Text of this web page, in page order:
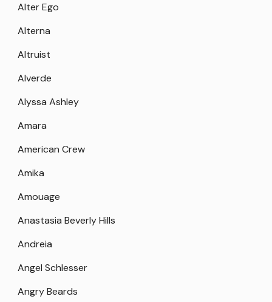
Alter Ego
Alterna
Altruist
Alverde
Alyssa Ashley
Amara
American Crew
Amika
Amouage
Anastasia Beverly Hills
Andreia
Angel Schlesser
Angry Beards